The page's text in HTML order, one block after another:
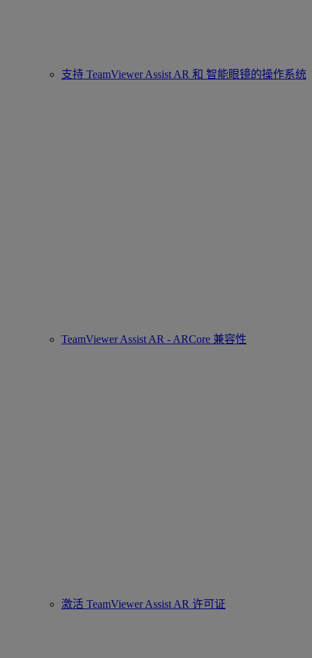
支持 TeamViewer Assist AR 和 智能眼镜的操作系统
TeamViewer Assist AR - ARCore 兼容性
激活 TeamViewer Assist AR 许可证